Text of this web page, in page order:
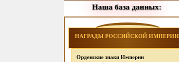
Наша база данных:
НАГРАДЫ РОССИЙСКОЙ ИМПЕРИИ
Орденские знаки Империи